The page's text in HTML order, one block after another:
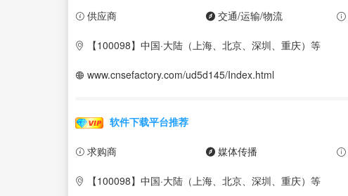
供应商 交通/运输/物流
【100098】中国·大陆（上海、北京、深圳、重庆）等
www.cnsefactory.com/ud5d145/Index.html
软件下载平台推荐
求购商 媒体传播
【100098】中国·大陆（上海、北京、深圳、重庆）等